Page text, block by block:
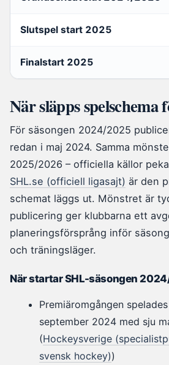
Slutspel start 2025
Finalstart 2025
När släpps spelschema
För säsongen 2024/2025
redan i maj 2024. Samma
2025/2026 – officiella källor
SHL.se (officiell ligasajt) är den
schemat läggs ut. Mönstret är
publicering ger klubbarna ett
planeringsförsprång inför
och träningsläger.
När startar SHL-säsongen
Premiäromgången
september 2024 med sju
(Hockeysverige
svensk hockey))